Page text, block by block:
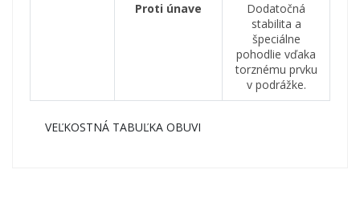
Proti únave
Dodatočná
stabilita a
špeciálne
pohodlie vďaka
torznému prvku
v podrážke.
VEĽKOSTNÁ TABUĽKA OBUVI